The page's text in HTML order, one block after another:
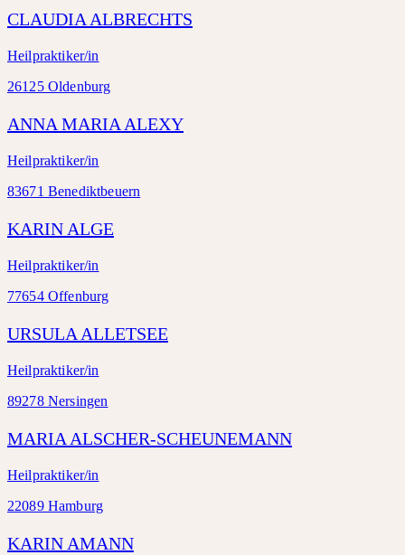
CLAUDIA ALBRECHTS
Heilpraktiker/in
26125 Oldenburg
ANNA MARIA ALEXY
Heilpraktiker/in
83671 Benediktbeuern
KARIN ALGE
Heilpraktiker/in
77654 Offenburg
URSULA ALLETSEE
Heilpraktiker/in
89278 Nersingen
MARIA ALSCHER-SCHEUNEMANN
Heilpraktiker/in
22089 Hamburg
KARIN AMANN